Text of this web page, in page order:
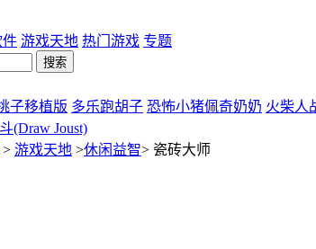
件 游戏天地 热门游戏 专题
子移植版 多乐跑胡子 恐怖小猪佩奇奶奶 火柴人
(Draw Joust)
> 游戏天地 >休闲益智> 瓷砖大师